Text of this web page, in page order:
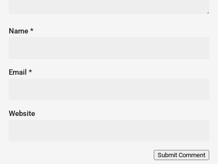
Name *
Email *
Website
Submit Comment